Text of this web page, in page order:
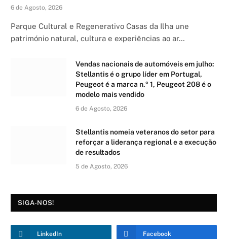
6 de Agosto, 2026
Parque Cultural e Regenerativo Casas da Ilha une
património natural, cultura e experiências ao ar…
Vendas nacionais de automóveis em julho:
Stellantis é o grupo líder em Portugal,
Peugeot é a marca n.º 1, Peugeot 208 é o
modelo mais vendido
6 de Agosto, 2026
Stellantis nomeia veteranos do setor para
reforçar a liderança regional e a execução
de resultados
5 de Agosto, 2026
SIGA-NOS!
LinkedIn Facebook